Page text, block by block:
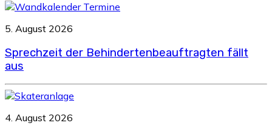
5. August 2026
Sprechzeit der Behindertenbeauftragten fällt
aus
4. August 2026